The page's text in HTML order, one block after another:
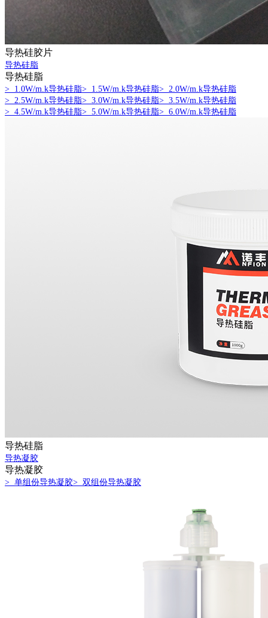
导热硅胶片
导热硅脂
导热硅脂
> 1.0W/m.k导热硅脂> 1.5W/m.k导热硅脂> 2.0W/m.k导热硅脂
> 2.5W/m.k导热硅脂> 3.0W/m.k导热硅脂> 3.5W/m.k导热硅脂
> 4.5W/m.k导热硅脂> 5.0W/m.k导热硅脂> 6.0W/m.k导热硅脂
导热硅脂
导热凝胶
导热凝胶
> 单组份导热凝胶> 双组份导热凝胶